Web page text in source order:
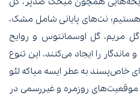
نت‌های پایانی شامل مشک،
مریم، گل اوسمانتوس و روایح
را ایجاد می‌کنند. این تنوع
خاص‌پسند به عطر ایسه میاکه لئو
موقعیت‌های روزمره و غیررسمی در